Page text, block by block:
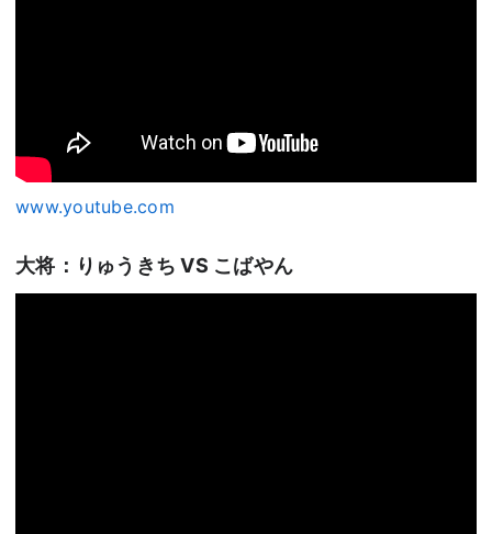
www.youtube.com
大将：りゅうきち VS こばやん